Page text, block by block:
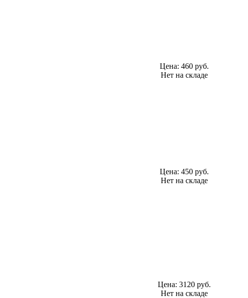
Цена: 460 руб.
Нет на складе
Цена: 450 руб.
Нет на складе
Цена: 3120 руб.
Нет на складе